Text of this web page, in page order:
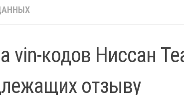
vin-кодов Ниссан
отзыву